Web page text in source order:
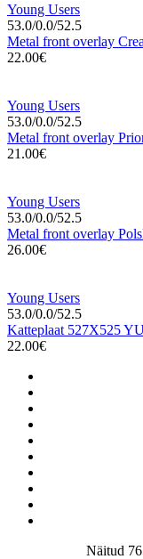
Young Users
53.0/0.0/52.5
Metal front overlay
22.00€
Young Users
53.0/0.0/52.5
Metal front overlay
21.00€
Young Users
53.0/0.0/52.5
Metal front overlay
26.00€
Young Users
53.0/0.0/52.5
Katteplaat 527X525
22.00€
Näitud